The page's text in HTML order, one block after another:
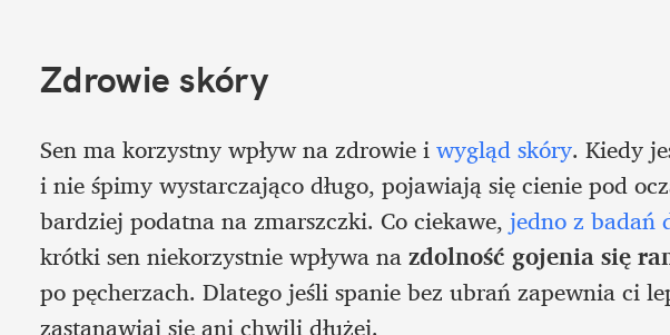
Zdrowie skóry
Sen ma korzystny wpływ na zdrowie i wygląd skóry. Kiedy
i nie śpimy wystarczająco długo, pojawiają się cienie pod
bardziej podatna na zmarszczki. Co ciekawe, jedno z badań
krótki sen niekorzystnie wpływa na zdolność gojenia się
po pęcherzach. Dlatego jeśli spanie bez ubrań zapewnia ci
zastanawiaj się ani chwili dłużej.